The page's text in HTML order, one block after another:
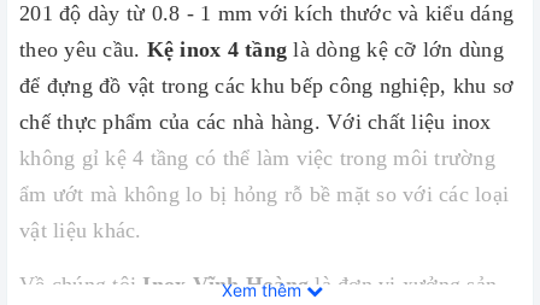
201 độ dày từ 0.8 - 1 mm với kích thước và kiểu dáng
theo yêu cầu. Kệ inox 4 tầng là dòng kệ cỡ lớn dùng
để đựng đồ vật trong các khu bếp công nghiệp, khu sơ
chế thực phẩm của các nhà hàng. Với chất liệu inox
không gỉ kệ 4 tầng có thể làm việc trong môi trường
ẩm ướt mà không lo bị hỏng rỗ bề mặt so với các loại
vật liệu khác.
Về chúng tôi Inox Vĩnh Hoànglà đơn vị xưởng sản
Xem thêm